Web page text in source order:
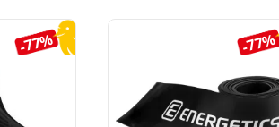
-77% -77%